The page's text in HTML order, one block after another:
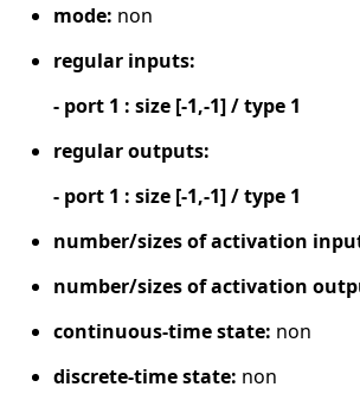
mode: non
regular inputs:
- port 1 : size [-1,-1] / type 1
regular outputs:
- port 1 : size [-1,-1] / type 1
number/sizes of activation
number/sizes of activation
continuous-time state: non
discrete-time state: non